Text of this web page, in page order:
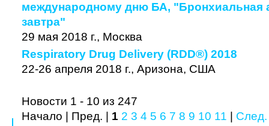
международному дню БА, "Бронхиальная
завтра"
29 мая 2018 г., Москва
Respiratory Drug Delivery (RDD®) 2018
22-26 апреля 2018 г., Аризона, США
Новости 1 - 10 из 247
Начало | Пред. | 1 2 3 4 5 6 7 8 9 10 11 След.